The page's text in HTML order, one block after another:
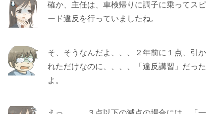
確か、主任は、車検帰りに調子に乗ってスピ
ード違反を行っていましたね。
そ、そうなんだよ、、、２年前に１点、引か
れただけなのに、、、、「違反講習」だった
よ。